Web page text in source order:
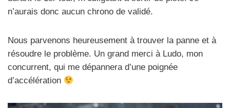
n’aurais donc aucun chrono de validé.
Nous parvenons heureusement à trouver la panne et à
résoudre le problème. Un grand merci à Ludo, mon
concurrent, qui me dépannera d’une poignée
d’accélération